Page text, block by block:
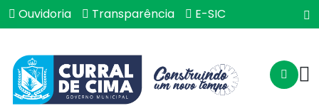
Ouvidoria Transparência E-SIC